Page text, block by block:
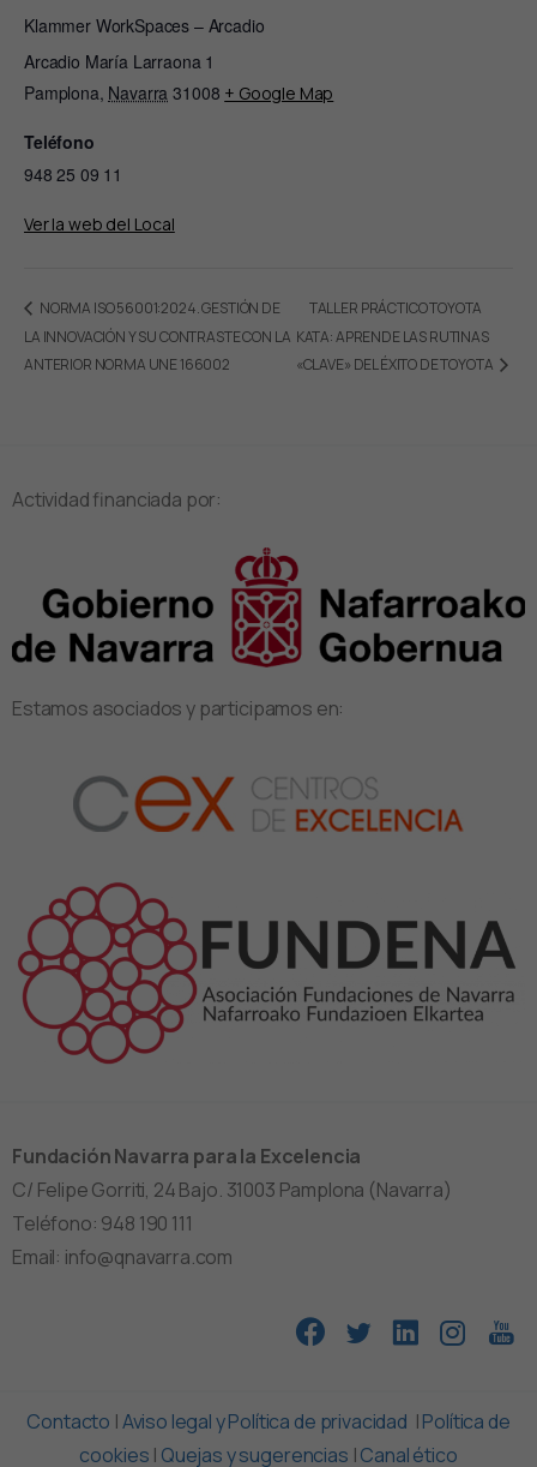
Klammer WorkSpaces – Arcadio
Arcadio María Larraona 1
Pamplona, Navarra 31008 + Google Map
Teléfono
948 25 09 11
Ver la web del Local
NORMA ISO 56001:2024. GESTIÓN DE
LA INNOVACIÓN Y SU CONTRASTE CON LA
ANTERIOR NORMA UNE 166002
TALLER PRÁCTICO TOYOTA
KATA: APRENDE LAS RUTINAS
«CLAVE» DEL ÉXITO DE TOYOTA
Actividad financiada por:
Estamos asociados y participamos en:
Fundación Navarra para la Excelencia
C/ Felipe Gorriti, 24 Bajo. 31003 Pamplona (Navarra)
Teléfono: 948 190 111
Email: info@qnavarra.com
Contacto |Aviso legal y Política de privacidad |Política de
cookies | Quejas y sugerencias |Canal ético